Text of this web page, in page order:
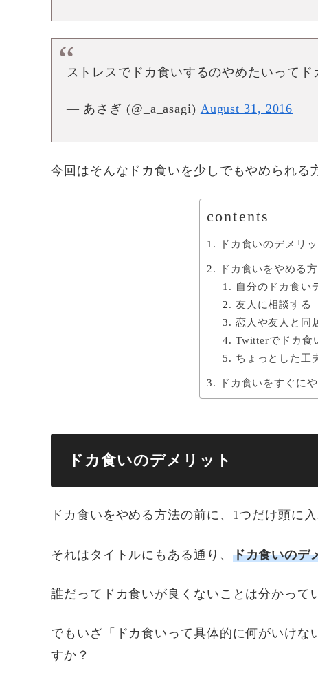
ストレスでドカ食いするのやめたいって
— あさぎ (@_a_asagi) August 31, 2016
今回はそんなドカ食いを少しでもやめられる
contents
ドカ食いのデメリッ
ドカ食いをやめる
自分のドカ食い
友人に相談する
恋人や友人と同
Twitterでドカ食
ちょっとした工
ドカ食いをすぐに
ドカ食いのデメリット
ドカ食いをやめる方法の前に、1つだけ頭に
それはタイトルにもある通り、 ドカ食いのデ
誰だってドカ食いが良くないことは分かって
でもいざ「ドカ食いって具体的に何がいけ
すか？